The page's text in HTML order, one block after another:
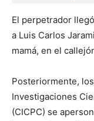
El perpetrador
a Luis Carlos
mamá, en el
Posteriormente,
Investigaciones
(CICPC) se